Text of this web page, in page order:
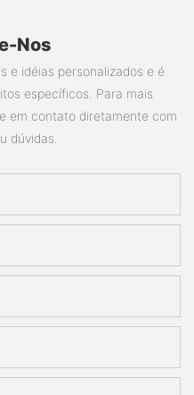
Nos
e idéias personalizados e é
específicos. Para mais
em contato diretamente com
dúvidas.